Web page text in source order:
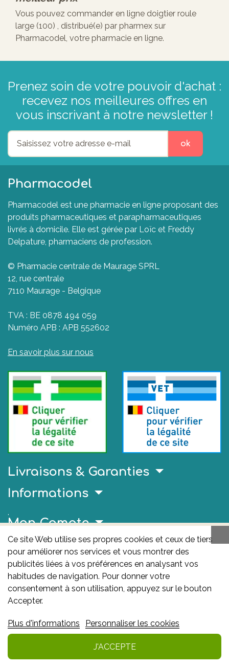
Vous pouvez commander en ligne doigtier roule
large (100) , distribué(e) par pharmex sur
Pharmacodel, votre pharmacie en ligne.
Prenez soin de votre pouvoir d'achat :
recevez nos meilleures offres en
vous inscrivant à notre newsletter !
ok
Pharmacodel
Pharmacodel est une pharmacie en ligne proposant des
produits pharmaceutiques et parapharmaceutiques
livrés à domicile. Elle est gérée par Loïc et Freddy
Delpature, pharmaciens de profession.
© Pharmacie centrale de Maurage SPRL
12, rue centrale
7110 Maurage - Belgique
TVA : BE 0878 494 059
Numéro APB : APB 552602
En savoir plus sur nous
Livraisons & Garanties
Ce site Web utilise ses propres cookies et ceux de tiers
pour améliorer nos services et vous montrer des
publicités liées à vos préférences en analysant vos
habitudes de navigation. Pour donner votre
consentement à son utilisation, appuyez sur le bouton
Accepter.
Plus d'informations Personnaliser les cookies
J'ACCEPTE
Informations
.
Mon Compte
Liens Utiles
AFMPS
L'AFMPS est l’autorité compétente en matière de
médicaments et de produits de santé en Belgique. Ce
médicaments et des produits de santé – afmps
Avenue Galilée 5/03 1210 Bruxelles